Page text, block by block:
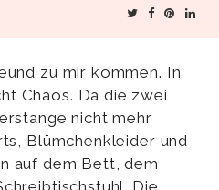
zu mir kommen. In
Chaos. Da die zwei
nicht mehr
Blümchenkleider und
auf dem Bett, dem
Die